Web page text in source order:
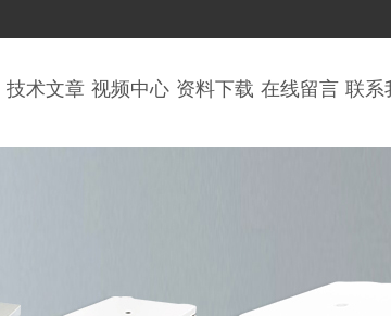
技术文章 视频中心 资料下载 在线留言 联系